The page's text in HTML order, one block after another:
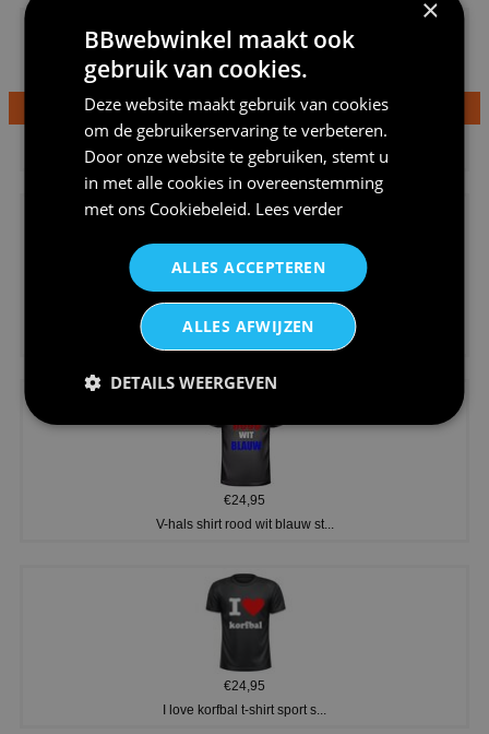
€24,95
Dames v hals t-shirt prinses v...
Koningsdag shirt heren v-hals ...
€24,95
V-hals shirt rood wit blauw st...
€24,95
I love korfbal t-shirt sport s...
×
BBwebwinkel maakt ook
gebruik van cookies.
Deze website maakt gebruik van cookies
om de gebruikerservaring te verbeteren.
Door onze website te gebruiken, stemt u
in met alle cookies in overeenstemming
met ons Cookiebeleid. Lees verder
ALLES ACCEPTEREN
ALLES AFWIJZEN
DETAILS WEERGEVEN